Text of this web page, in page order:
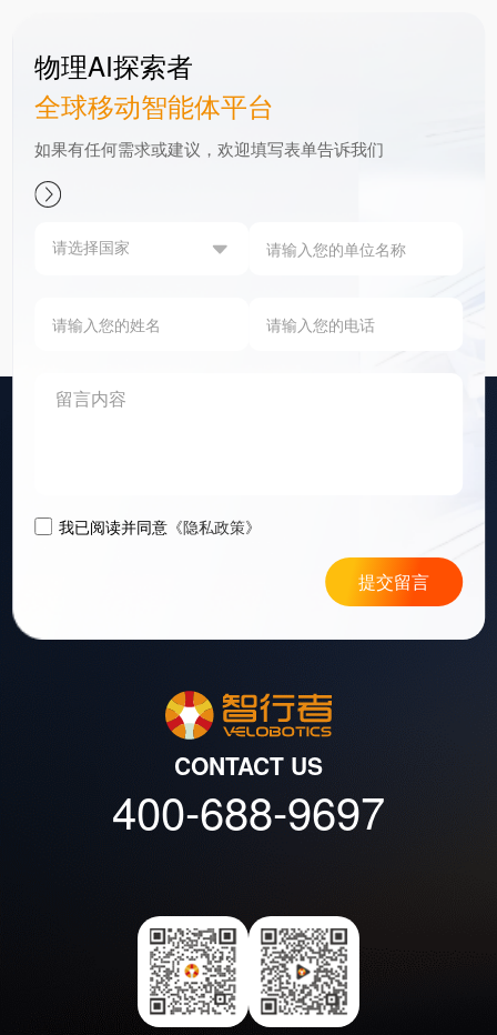
物理AI探索者
全球移动智能体平台
如果有任何需求或建议，欢迎填写表单告诉我们
我已阅读并同意 《隐私政策》
提交留言
CONTACT US
400-688-9697